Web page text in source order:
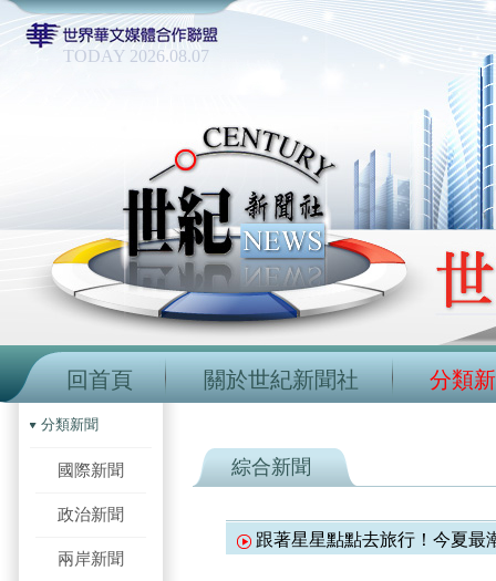
TODAY 2026.08.07
回首頁 關於世紀新聞社 分類
分類新聞
國際新聞
政治新聞
兩岸新聞
綜合新聞
跟著星星點點去旅行！今夏最